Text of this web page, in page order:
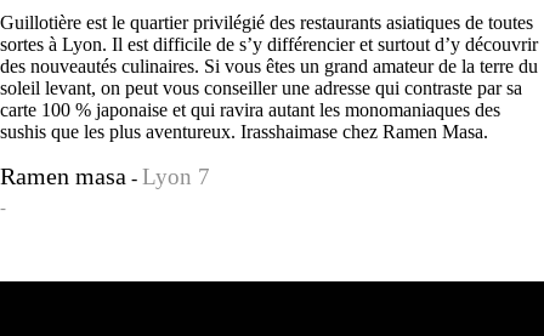
Guillotière est le quartier privilégié des restaurants asiatiques de toutes
sortes à Lyon. Il est difficile de s’y différencier et surtout d’y découvrir
des nouveautés culinaires. Si vous êtes un grand amateur de la terre du
soleil levant, on peut vous conseiller une adresse qui contraste par sa
carte 100 % japonaise et qui ravira autant les monomaniaques des
sushis que les plus aventureux. Irasshaimase chez Ramen Masa.
Ramen masa - Lyon 7
-